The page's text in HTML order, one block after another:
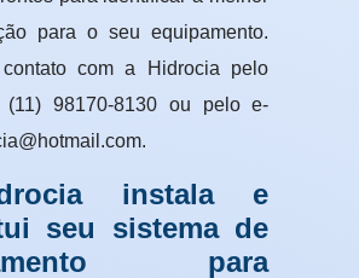
para o seu equipamento.
com a Hidrocia pelo
(11) 98170-8130 ou pelo e-
instala e
seu sistema de
para